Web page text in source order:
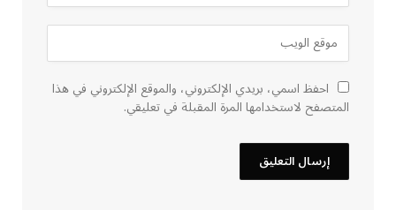
احفظ اسمي، بريدي الإلكتروني، والموقع الإلكتروني في هذا
المتصفح لاستخدامها المرة المقبلة في تعليقي.